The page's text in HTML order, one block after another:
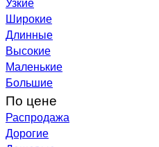
Широкие
Длинные
Высокие
Маленькие
Большие
По цене
Распродажа
Дорогие